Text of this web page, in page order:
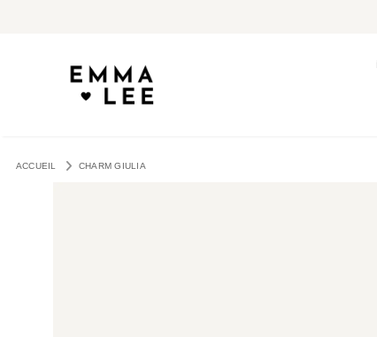
ACCUEIL CHARM GIULIA